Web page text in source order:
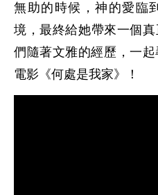
無助的時候，神的愛臨
境，最終給她帶來一個
們隨著文雅的經歷，一
電影《何處是我家》！